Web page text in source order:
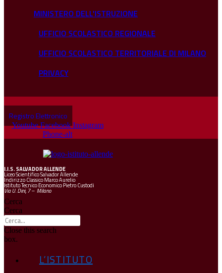
MINISTERO DELL'ISTRUZIONE
UFFICIO SCOLASTICO REGIONALE
UFFICIO SCOLASTICO TERRITORIALE DI MILANO
PRIVACY
Registro Elettronico
Youtube Facebook Instagram
Phone-alt
I.I.S.SALVADOR ALLENDE
Liceo Scientifico Salvador Allende
Indirizzo Classico Marco Aurelio
Istituto Tecnico Economico Pietro Custodi
Via U. Dini, 7 – Milano
Cerca
Cerca
Close this search
box.
L’ISTITUTO